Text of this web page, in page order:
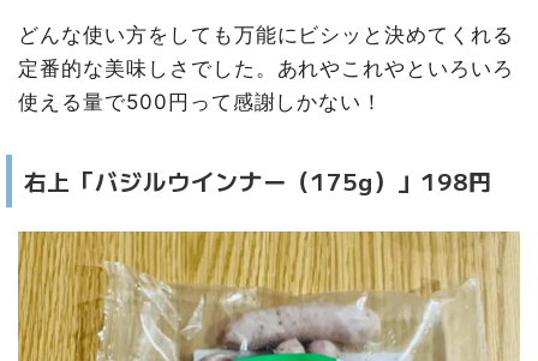
どんな使い方をしても万能にビシッと決めてくれる
定番的な美味しさでした。あれやこれやといろいろ
使える量で500円って感謝しかない！
右上「バジルウインナー（175g）」198円